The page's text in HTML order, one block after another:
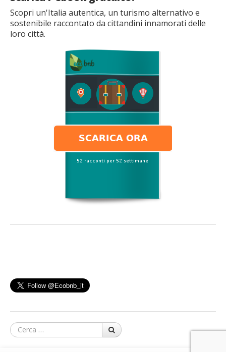
Scopri un'Italia autentica, un turismo alternativo e
sostenibile raccontato da cittandini innamorati delle
loro città.
Cerca